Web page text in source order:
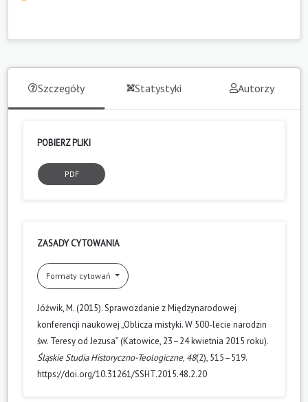
Szczegóły Statystyki Autorzy
POBIERZ PLIKI
PDF
ZASADY CYTOWANIA
Formaty cytowań
Jóźwik, M. (2015). Sprawozdanie z Międzynarodowej
konferencji naukowej „Oblicza mistyki. W 500-lecie narodzin
św. Teresy od Jezusa” (Katowice, 23–24 kwietnia 2015 roku).
Śląskie Studia Historyczno-Teologiczne, 48(2), 515–519.
https://doi.org/10.31261/SSHT.2015.48.2.20